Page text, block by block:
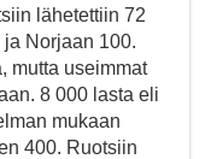
lähetettiin 72
Norjaan 100.
mutta useimmat
8 000 lasta eli
mukaan
400. Ruotsiin